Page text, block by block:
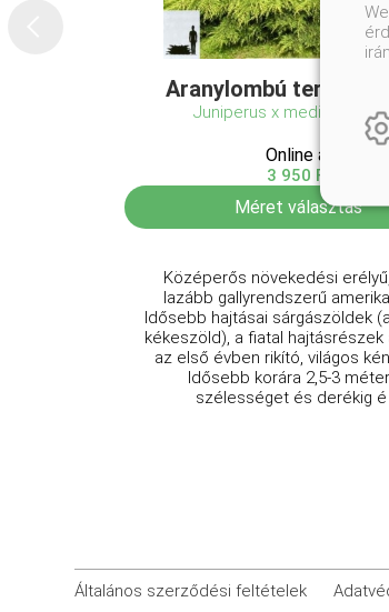
Aranylombú terülő
Juniperus x media 'Old
Online ár
3 950 Ft
Méret választás
Középerős növekedési
lazább gallyrendszerű
Idősebb hajtásai sárgászöldek
kékeszöld), a fiatal hajtásrészek
az első évben rikító, világos
Idősebb korára 2,5-3
szélességet és derékig é
Általános szerződési feltételek